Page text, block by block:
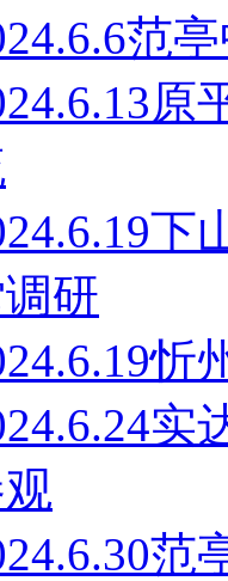
范
原
下
研
忻
实
范